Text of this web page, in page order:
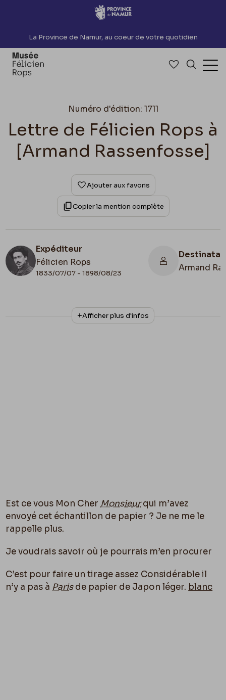
Accèder directement au contenu
La Province de Namur, au coeur de votre quotidien
Accéder à
Numéro d'édition: 1711
Lettre de Félicien Rops à
[Armand Rassenfosse]
Ajouter aux favoris
Copier la mention complète
Expéditeur
Félicien Rops
1833/07/07 - 1898/08/23
Armand
N° d'inventaire
II/6957/19/40
Collationnage
Autographe
Afficher plus d'infos
Est ce vous Mon Cher Monsieurqui m’avez
envoyé cet échantillon de papier ? Je ne me le
rappelle plus.
Je voudrais savoir où je pourrais m’en procurer
C’est pour faire un tirage assez Considérable il
n’y a pas à Parisde papier de Japon léger. blanc